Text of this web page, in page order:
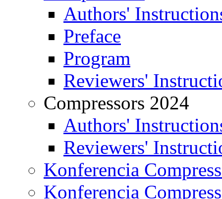
Authors'
Preface
Program
Reviewers'
Compressors 2024
Authors'
Reviewers'
Konferencia
Konferencia